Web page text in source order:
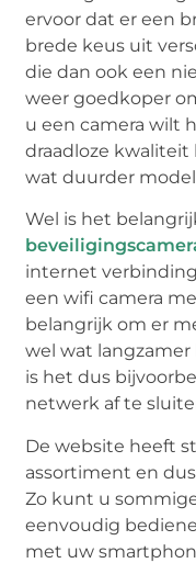
ervoor dat er een
brede keus uit
die dan ook een
weer goedkoper
u een camera wilt
draadloze
wat duurder
Wel is het
internet
een wifi camera
belangrijk om er
wel wat langzamer
is het dus
netwerk af te
De website heeft
assortiment en
Zo kunt u
eenvoudig
met uw